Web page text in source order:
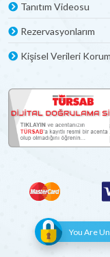
Tanıtım Videosu
Rezervasyonlarım
Kişisel Verileri
You Are